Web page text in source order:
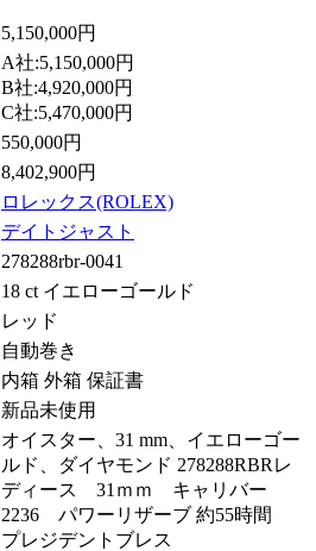
5,150,000円
A社:5,150,000円
B社:4,920,000円
C社:5,470,000円
550,000円
8,402,900円
ロレックス(ROLEX)
デイトジャスト
278288rbr-0041
18 ct イエローゴールド
レッド
自動巻き
内箱 外箱 保証書
新品未使用
オイスター、31 mm、イエローゴー
ルド、ダイヤモンド 278288RBRレ
ディース 31ｍｍ キャリバー
2236 パワーリザーブ 約55時間
プレジデントブレス